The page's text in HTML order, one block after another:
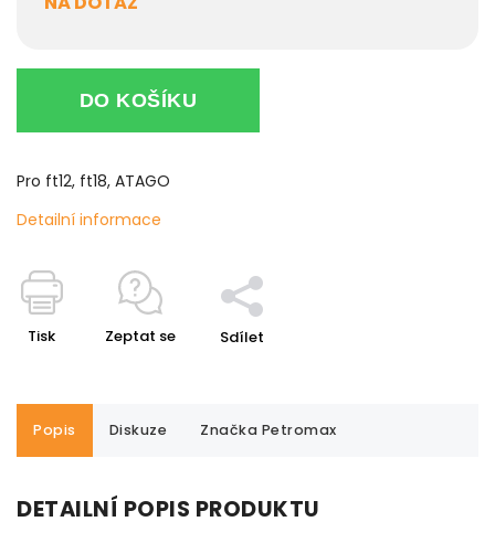
DO KOŠÍKU
Pro ft12, ft18, ATAGO
Detailní informace
Tisk Zeptat se Sdílet
Popis Diskuze Značka Petromax
DETAILNÍ POPIS PRODUKTU